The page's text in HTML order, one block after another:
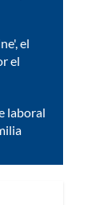
el
el
laboral